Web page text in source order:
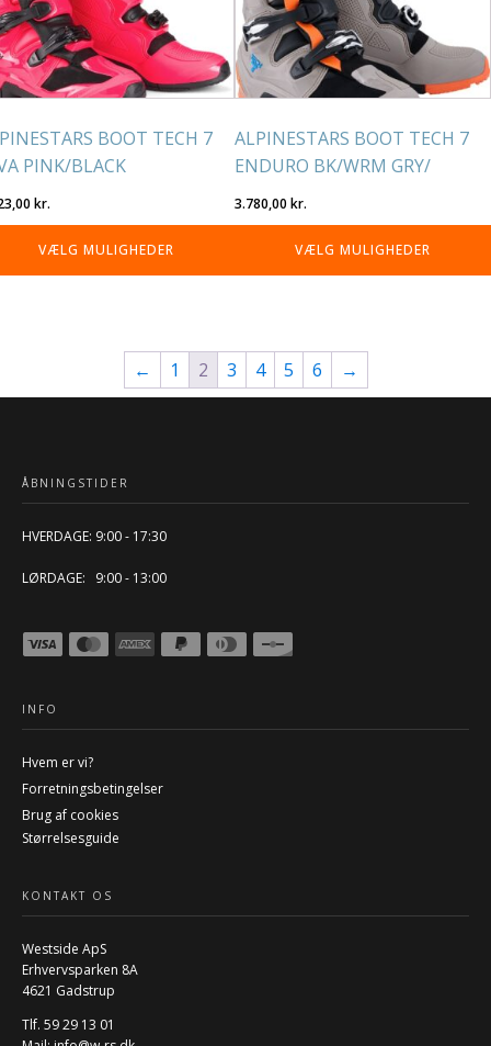
BOOT TECH 7
PINK/BLACK
kr.
VÆLG MULIGHEDER
ALPINESTARS BOOT TECH 7
ENDURO BK/WRM GRY/
3.780,00kr.
VÆLG MULIGHEDER
kan
vælges
på
varesiden
← 1 2 3 4 5 6 →
ÅBNINGSTIDER
HVERDAGE: 9:00 - 17:30
LØRDAGE: 9:00 - 13:00
INFO
Hvem er vi?
Forretningsbetingelser
Brug af cookies
Størrelsesguide
KONTAKT OS
Westside ApS
Erhvervsparken 8A
4621 Gadstrup
Tlf. 59 29 13 01